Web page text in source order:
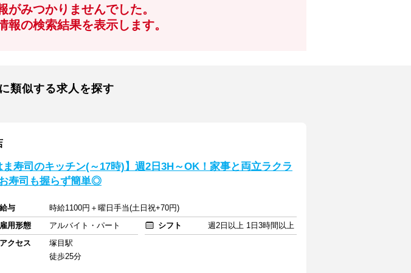
みつかりませんでした。
の検索結果を表示します。
類似する求人を探す
ま寿司のキッチン(～17時)】週2日3H～OK！家事と両立ラクラ
寿司も握らず簡単◎
給与
時給1100円＋曜日手当(土日祝+70円)
雇用形態
アルバイト・パート シフト
週2日以上 1日3時間以上
アクセス
塚目駅
徒歩25分